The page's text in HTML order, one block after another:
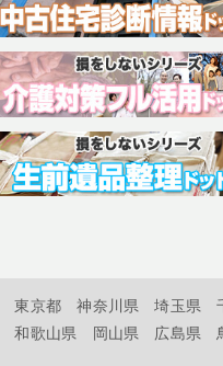
東京都 神奈川県 埼玉県
和歌山県 岡山県 広島県